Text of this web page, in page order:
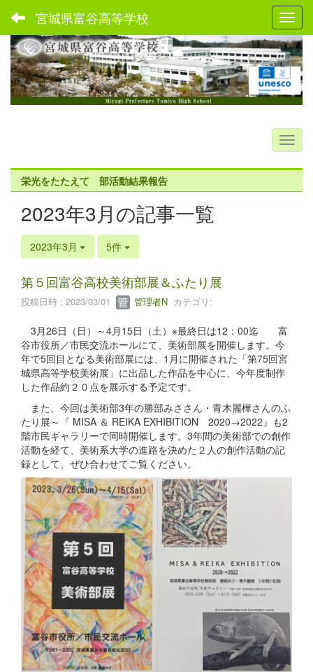
宮城県富谷高等学校
栄光をたたえて 部活動結果報告
2023年3月の記事一覧
2023年3月 5件
第５回富谷高校美術部展＆ふたり展
投稿日時 : 2023/03/01 管理者N カテゴリ:
3月26日（日）～4月15日（土）※最終日は12：00迄 富
谷市役所／市民交流ホールにて、美術部展を開催します。今
年で5回目となる美術部展には、1月に開催された「第75回宮
城県高等学校美術展」に出品した作品を中心に、今年度制作
した作品約２０点を展示する予定です。
また、今回は美術部3年の勝部みささん・青木麗樺さんのふ
たり展～『 MISA ＆ REIKA EXHIBITION 2020→2022』も2
階市民ギャラリーで同時開催します。3年間の美術部での創作
活動を経て、美術系大学の進路を決めた２人の創作活動の記
録として、ぜひ合わせてご覧ください。